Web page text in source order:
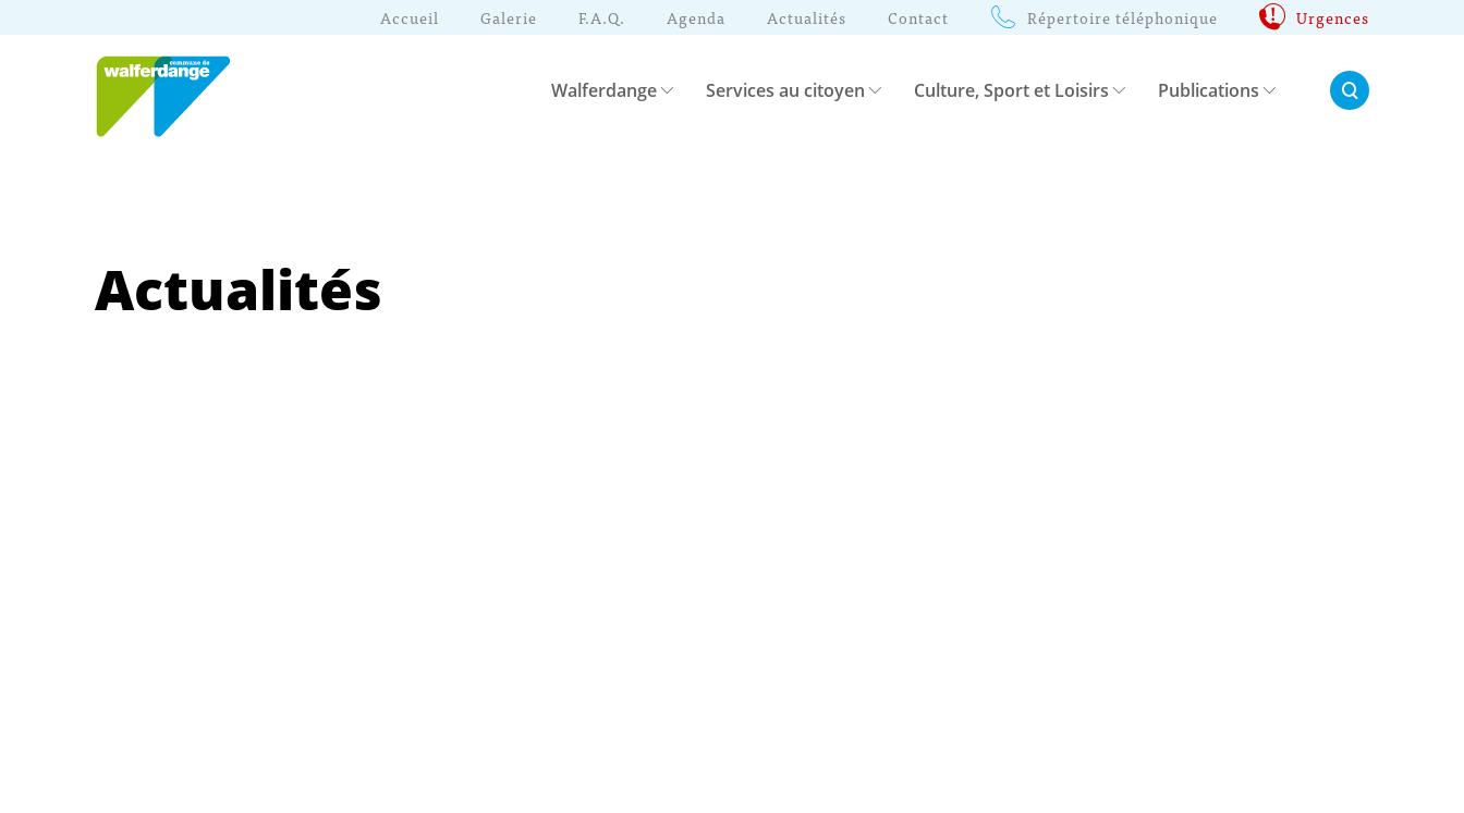
Accueil Galerie F.A.Q. Agenda Actualités Contact Répertoire téléphonique Urgences
Walferdange Services au citoyen Culture, Sport et Loisirs Publications Rechercher:
Actualités